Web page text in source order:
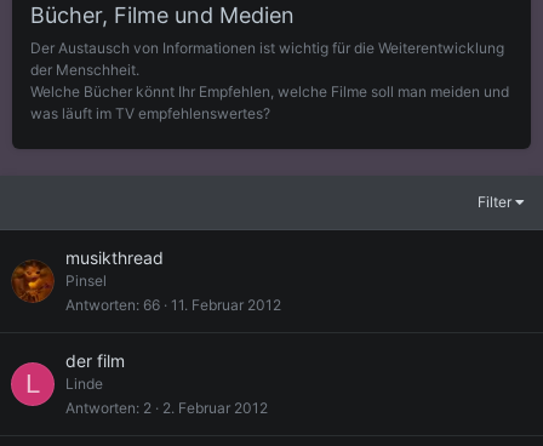
Bücher, Filme und Medien
Der Austausch von Informationen ist wichtig für die Weiterentwicklung
der Menschheit.
Welche Bücher könnt Ihr Empfehlen, welche Filme soll man meiden und
was läuft im TV empfehlenswertes?
Filter
musikthread
Pinsel
Antworten 66 11. Februar 2012
L
der film
Linde
Antworten 2 2. Februar 2012